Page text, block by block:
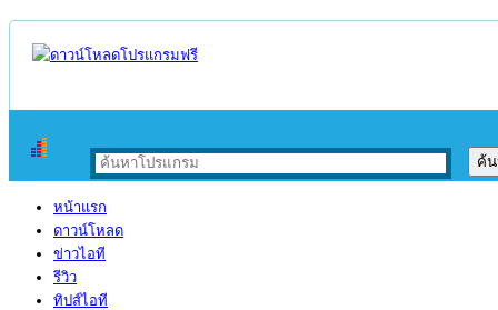
หน้าแรก
ดาวน์โหลด
ข่าวไอที
รีวิว
ทิปส์ไอที